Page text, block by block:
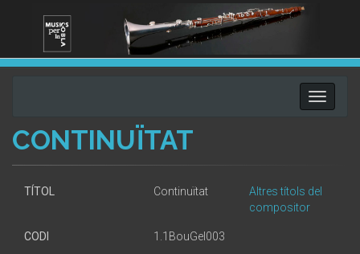
Toggle
CONTINUÏTAT
TÍTOL Continuïtat
Altres títols del
compositor
CODI 1.1BouGel003